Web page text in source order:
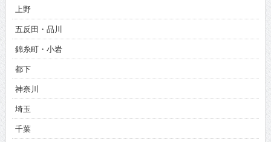
上野
五反田・品川
錦糸町・小岩
都下
神奈川
埼玉
千葉